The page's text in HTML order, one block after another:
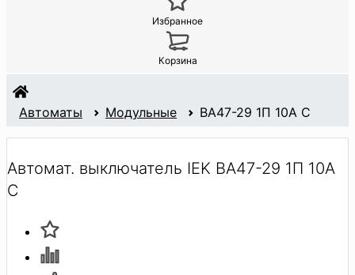
Избранное
Корзина
Автоматы Модульные BA47-29 1П 10А С
Автомат. выключатель IEK BA47-29 1П 10А
С